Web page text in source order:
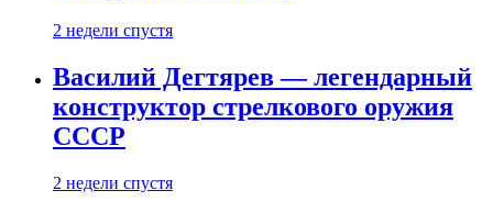
2 недели спустя
Василий Дегтярев — легендарный
конструктор стрелкового оружия
СССР
2 недели спустя